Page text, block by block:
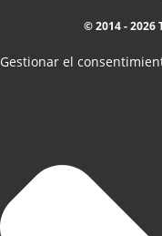
© 2014 - 2026
Gestionar el